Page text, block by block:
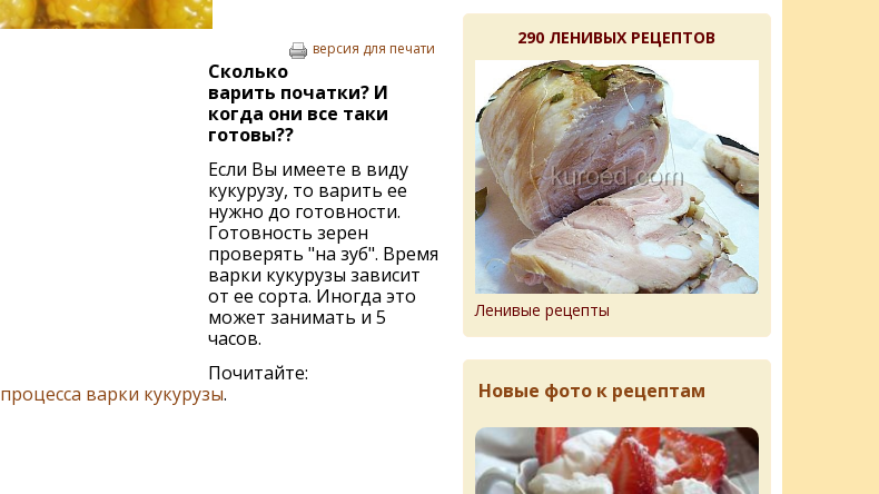
версия для печати
Сколько
варить початки? И
когда они все таки
готовы??
Если Вы имеете в виду
кукурузу, то варить ее
нужно до готовности.
Готовность зерен
проверять "на зуб". Время
варки кукурузы зависит
от ее сорта. Иногда это
может занимать и 5
часов.
Почитайте:
процесса варки кукурузы.
290 ЛЕНИВЫХ РЕЦЕПТОВ
Ленивые рецепты
Новые фото к рецептам